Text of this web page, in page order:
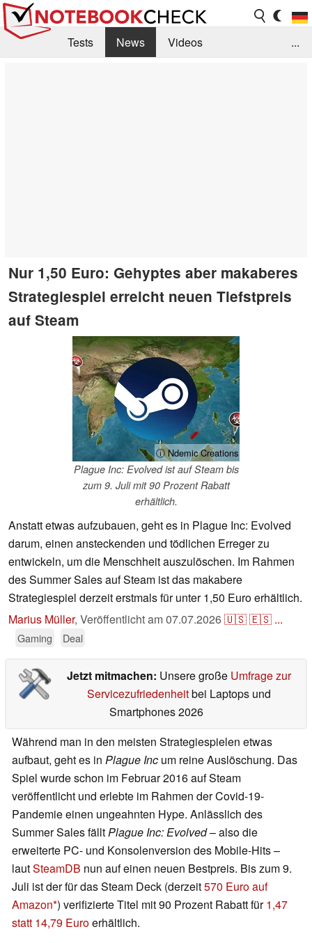
Tests News
Videos
...
Nur 1,50 Euro: Gehyptes aber makaberes
Strategiespiel erreicht neuen Tiefstpreis
auf Steam
ⓘ Ndemic Creations
Plague Inc: Evolved ist auf Steam bis
zum 9. Juli mit 90 Prozent Rabatt
erhältlich.
Anstatt etwas aufzubauen, geht es in Plague Inc: Evolved
darum, einen ansteckenden und tödlichen Erreger zu
entwickeln, um die Menschheit auszulöschen. Im Rahmen
des Summer Sales auf Steam ist das makabere
Strategiespiel derzeit erstmals für unter 1,50 Euro erhältlich.
Marius Müller, Veröffentlicht am07.07.2026🇺🇸🇪🇸 ...
Gaming Deal
Jetzt mitmachen: Unsere große Umfrage zur
Servicezufriedenheitbei Laptops und
Smartphones 2026
Während man in den meisten Strategiespielen etwas
aufbaut, geht es in Plague Inc um reine Auslöschung. Das
Spiel wurde schon im Februar 2016 auf Steam
veröffentlicht und erlebte im Rahmen der Covid-19-
Pandemie einen ungeahnten Hype. Anlässlich des
Summer Sales fälltPlague Inc: Evolved– also die
erweiterte PC- und Konsolenversion des Mobile-Hits –
lautSteamDB nun auf einen neuen Bestpreis. Bis zum 9.
Juli ist der für das Steam Deck (derzeit570 Euro auf
Amazon ) verifizierte Titel mit 90 Prozent Rabatt für1,47
statt 14,79 Euroerhältlich.